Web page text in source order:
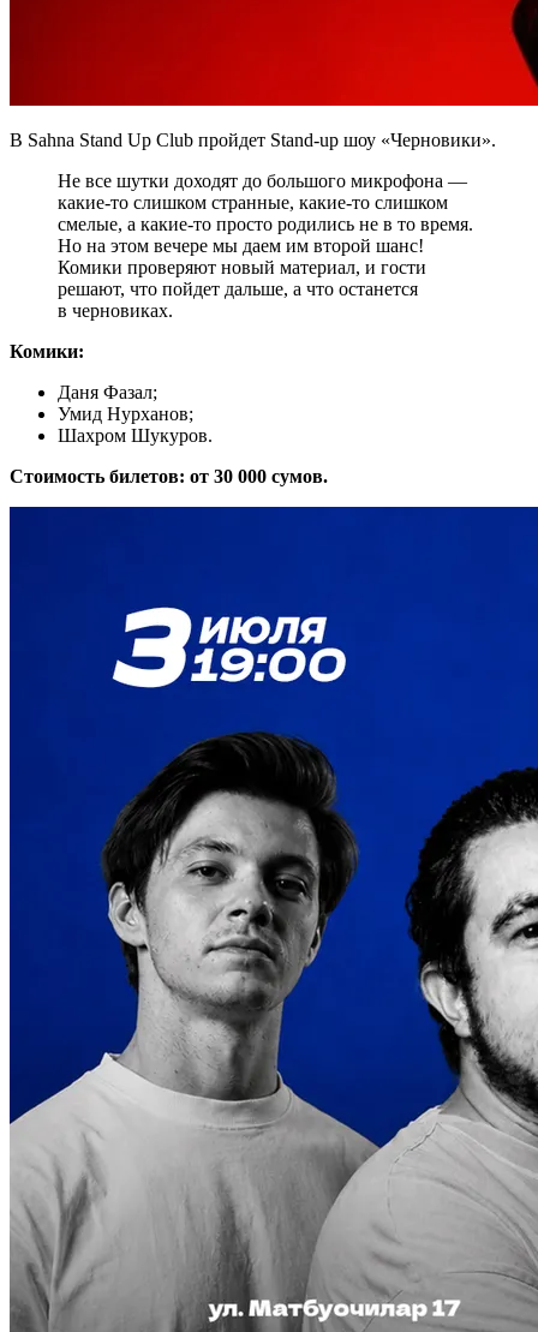
В Sahna Stand Up Club пройдет Stand-up шоу «Черновики».
Не все шутки доходят до большого микрофона —
какие-то слишком странные, какие-то слишком
смелые, а какие-то просто родились не в то время.
Но на этом вечере мы даем им второй шанс!
Комики проверяют новый материал, и гости
решают, что пойдет дальше, а что останется
в черновиках.
Комики:
Даня Фазал;
Умид Нурханов;
Шахром Шукуров.
Стоимость билетов: от 30 000 сумов.